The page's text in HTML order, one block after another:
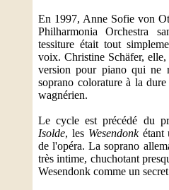
En 1997, Anne Sofie von
Philharmonia Orchestra
tessiture était tout
voix. Christine Schäfer,
version pour piano qui ne
soprano colorature à la
wagnérien.
Le cycle est précédé du
Isolde, les Wesendonkétant
de l'opéra. La soprano
très intime, chuchotant
Wesendonk comme un